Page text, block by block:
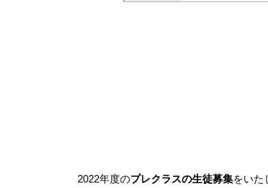
2022年度のプレクラスの生徒募集をいた